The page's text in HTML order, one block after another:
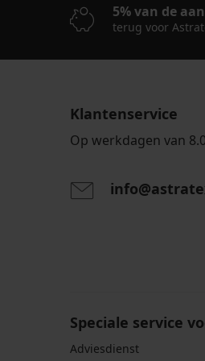
10,49
€
€
code
14,40
€
€
code
€
18,99
SUN20
5% van de
terug voor
Klantenservice
Op werkdagen van
Speciale service
Adviesdienst